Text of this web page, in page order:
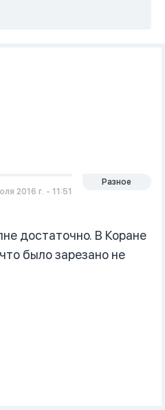
2016 г. - 11:51
Разное
достаточно. В Коране
было зарезано не